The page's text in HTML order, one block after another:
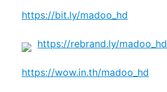
https://bit.ly/madoo_hd
https://rebrand.ly/madoo_hd
https://wow.in.th/madoo_hd